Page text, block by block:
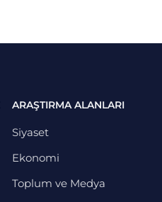
ARAŞTIRMA ALANLARI
Siyaset
Ekonomi
Toplum ve Medya